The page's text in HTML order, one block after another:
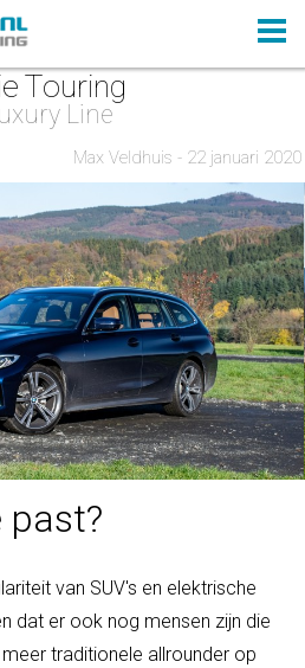
Touring
Line
Max Veldhuis - 22 januari 2020
past?
van SUV's en elektrische
dat er ook nog mensen zijn die
traditionele allrounder op